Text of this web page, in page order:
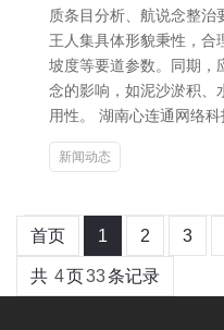
质条目分析、航说念整
王人集具体形貌秉性，合
坡度等要道参数。同期，
念的影响，如泥沙淤积、
用性。 湖南心连通网络
新闻动态
首页 1 2 3
共 4页33条记录